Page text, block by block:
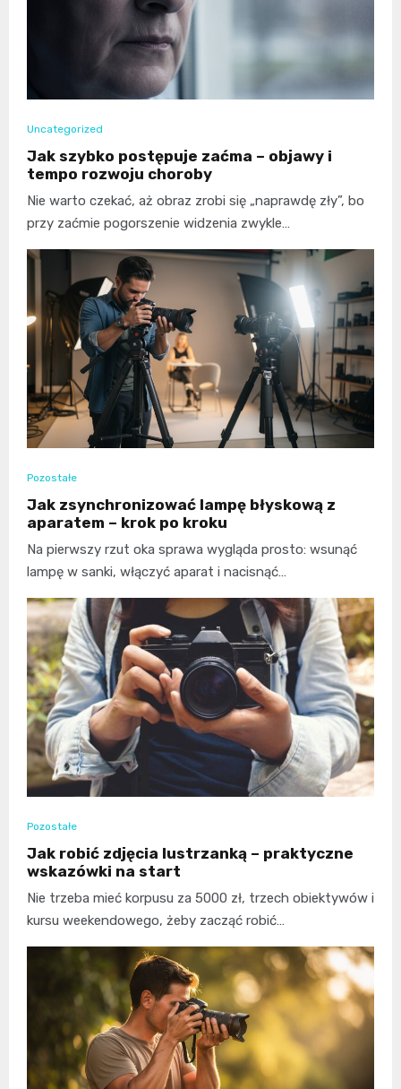
Uncategorized
Jak szybko postępuje zaćma – objawy i
tempo rozwoju choroby
Nie warto czekać, aż obraz zrobi się „naprawdę zły”, bo
przy zaćmie pogorszenie widzenia zwykle…
Pozostałe
Jak zsynchronizować lampę błyskową z
aparatem – krok po kroku
Na pierwszy rzut oka sprawa wygląda prosto: wsunąć
lampę w sanki, włączyć aparat i nacisnąć…
Pozostałe
Jak robić zdjęcia lustrzanką – praktyczne
wskazówki na start
Nie trzeba mieć korpusu za 5000 zł, trzech obiektywów i
kursu weekendowego, żeby zacząć robić…